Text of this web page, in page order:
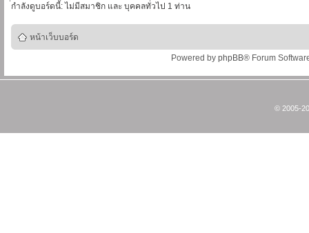
่กำลังดูบอร์ดนี้: ไม่มีสมาชิก และ บุคคลทั่วไป 1 ท่าน
หน้าเว็บบอร์ด
Powered by phpBB® Forum
© 2005-